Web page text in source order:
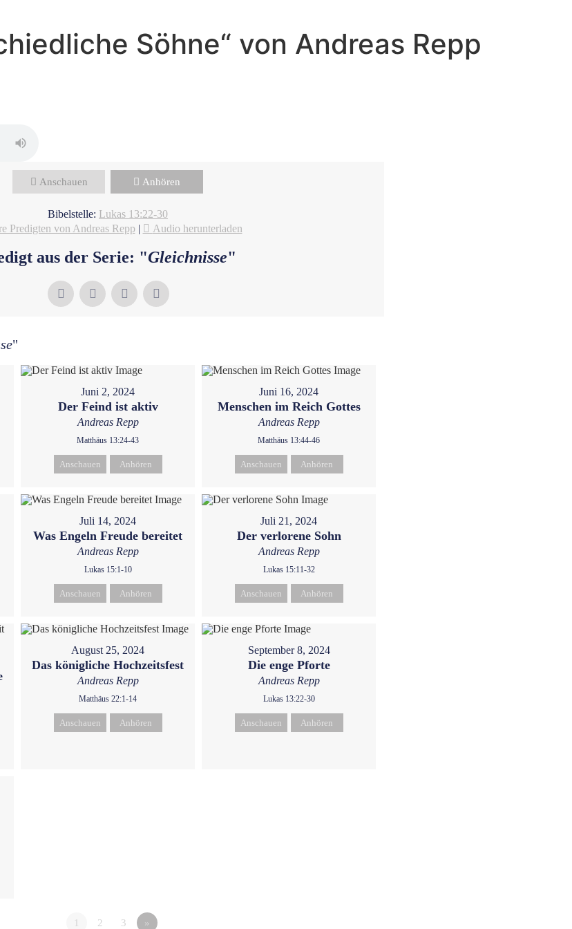
Söhne“ von Andreas Repp
Anschauen Anhören
Bibelstelle: Lukas 13:22-30
Predigten von Andreas Repp | Audio herunterladen
aus der Serie: "Gleichnisse"
"
Juni 2, 2024
Der Feind ist aktiv
Andreas Repp
Matthäus 13:24-43
Anschauen Anhören
Juni 16, 2024
Menschen im Reich Gottes
Andreas Repp
Matthäus 13:44-46
Anschauen Anhören
Juli 14, 2024
Was Engeln Freude bereitet
Andreas Repp
Lukas 15:1-10
Anschauen Anhören
Juli 21, 2024
Der verlorene Sohn
Andreas Repp
Lukas 15:11-32
Anschauen Anhören
August 25, 2024
Das königliche Hochzeitsfest
Andreas Repp
Matthäus 22:1-14
Anschauen Anhören
September 8, 2024
Die enge Pforte
Andreas Repp
Lukas 13:22-30
Anschauen Anhören
1 2 3 »